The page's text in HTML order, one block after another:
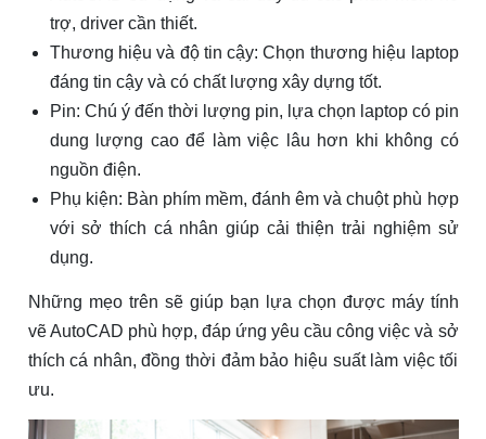
trợ, driver cần thiết.
Thương hiệu và độ tin cậy: Chọn thương hiệu laptop
đáng tin cậy và có chất lượng xây dựng tốt.
Pin: Chú ý đến thời lượng pin, lựa chọn laptop có pin
dung lượng cao để làm việc lâu hơn khi không có
nguồn điện.
Phụ kiện: Bàn phím mềm, đánh êm và chuột phù hợp
với sở thích cá nhân giúp cải thiện trải nghiệm sử
dụng.
Những mẹo trên sẽ giúp bạn lựa chọn được máy tính
vẽ AutoCAD phù hợp, đáp ứng yêu cầu công việc và sở
thích cá nhân, đồng thời đảm bảo hiệu suất làm việc tối
ưu.